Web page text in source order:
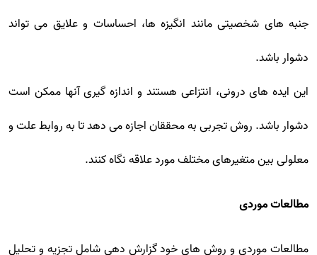
جنبه های شخصیتی مانند انگیزه ها، احساسات و علایق می تواند
دشوار باشد.
این ایده های درونی، انتزاعی هستند و اندازه گیری آنها ممکن است
دشوار باشد. روش تجربی به محققان اجازه می دهد تا به روابط علت و
معلولی بین متغیرهای مختلف مورد علاقه نگاه کنند.
مطالعات موردی
مطالعات موردی و روش های خود گزارش دهی شامل تجزیه و تحلیل